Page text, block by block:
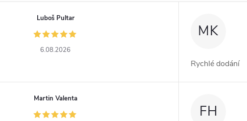
Luboš Pultar
6.08.2026
MK
Rychlé dodání
Martin Valenta
FH